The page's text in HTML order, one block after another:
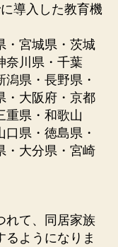
導⼊した教育機
・宮城県・茨城
奈川県・千葉
県・⻑野県・
・⼤阪府・京都
重県・和歌⼭
県・徳島県・
・⼤分県・宮崎
れて、同居家族
るようになりま